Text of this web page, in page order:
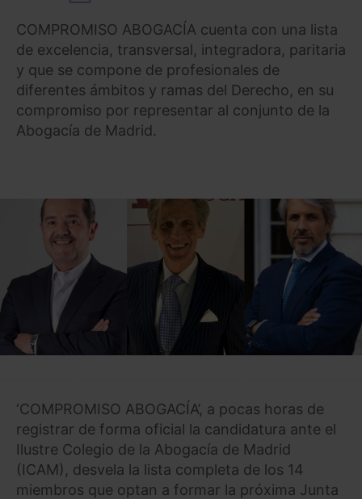
COMPROMISO ABOGACÍA cuenta con una lista
de excelencia, transversal, integradora, paritaria
y que se compone de profesionales de
diferentes ámbitos y ramas del Derecho, en su
compromiso por representar al conjunto de la
Abogacía de Madrid.
‘COMPROMISO ABOGACÍA’, a pocas horas de
registrar de forma oficial la candidatura ante el
Ilustre Colegio de la Abogacía de Madrid
(ICAM), desvela la lista completa de los 14
miembros que optan a formar la próxima Junta